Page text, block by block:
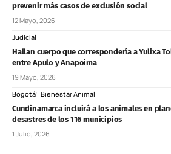
prevenir más casos de exclusión social
12 Mayo, 2026
Judicial
Hallan cuerpo que correspondería a Yulixa
entre Apulo y Anapoima
19 Mayo, 2026
Bogotá Bienestar Animal
Cundinamarca incluirá a los animales en
desastres de los 116 municipios
1 Julio, 2026